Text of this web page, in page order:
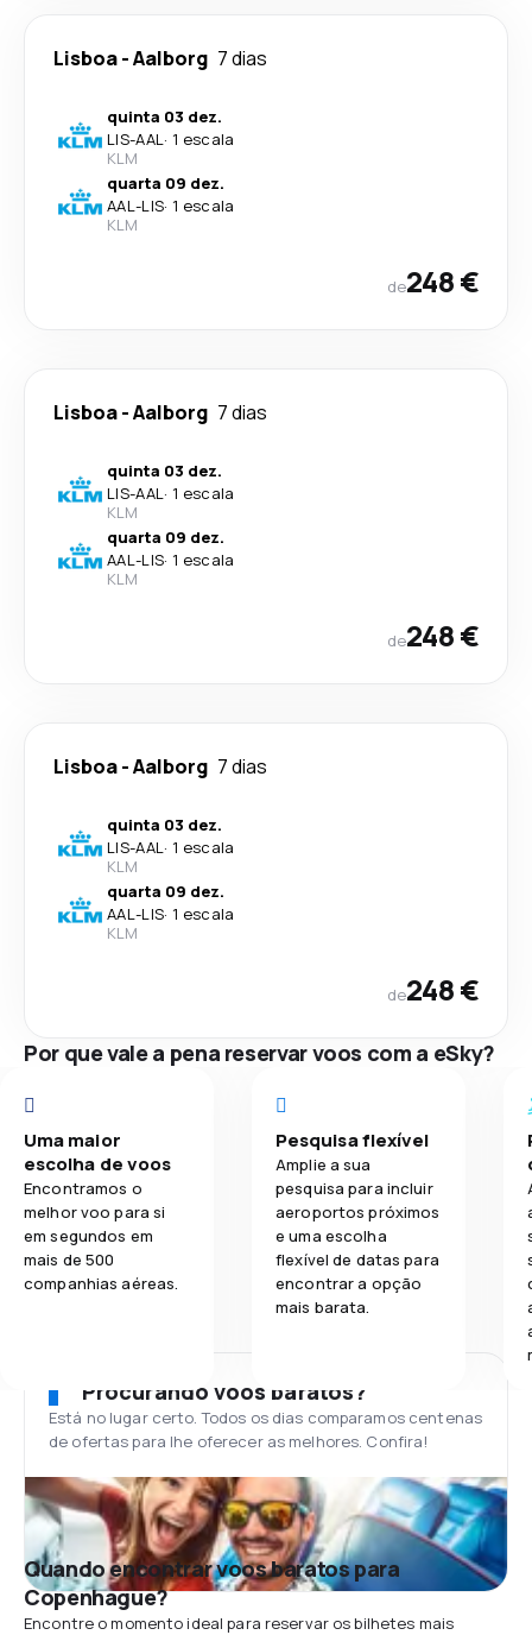
Lisboa-Aalborg 7 dias
quinta 03 dez.
LIS-AAL· 1 escala
KLM
quarta 09 dez.
AAL-LIS· 1 escala
KLM
de248 €
Lisboa-Aalborg 7 dias
quinta 03 dez.
LIS-AAL· 1 escala
KLM
quarta 09 dez.
AAL-LIS· 1 escala
KLM
de248 €
Lisboa-Aalborg 7 dias
quinta 03 dez.
LIS-AAL· 1 escala
KLM
quarta 09 dez.
AAL-LIS· 1 escala
KLM
de248 €
Por que vale a pena reservar voos com a eSky?
Uma maior
escolha de voos
Encontramos o
melhor voo para si
em segundos em
mais de 500
companhias aéreas.
Pesquisa flexível
Amplie a sua
pesquisa para incluir
aeroportos próximos
e uma escolha
flexível de datas para
encontrar a opção
mais barata.
Procurando voos baratos?
Está no lugar certo. Todos os dias comparamos centenas
de ofertas para lhe oferecer as melhores. Confira!
Quando encontrar voos baratos para
Copenhague?
Encontre o momento ideal para reservar os bilhetes mais